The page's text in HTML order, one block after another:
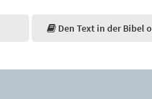
Den Text in der Bibel